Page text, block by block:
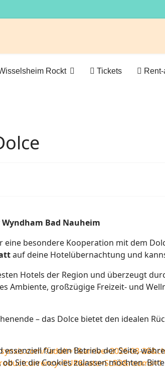
Rockt Tickets
Bad Nauheim
eine besondere Kooperation mit dem
auf deine Hotelübernachtung und
Hotels der Region und überzeugt
Ambiente, großzügige Freizeit- und
– das Dolce bietet den idealen
?adult=1&arrive=2026-08-
für den Betrieb der Seite,
Sie die Cookies zulassen möchten.